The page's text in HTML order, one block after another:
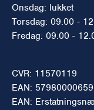
Onsdag: lukket
Torsdag: 09.00 -
Fredag: 09.00 -
CVR: 11570119
EAN:
EAN: